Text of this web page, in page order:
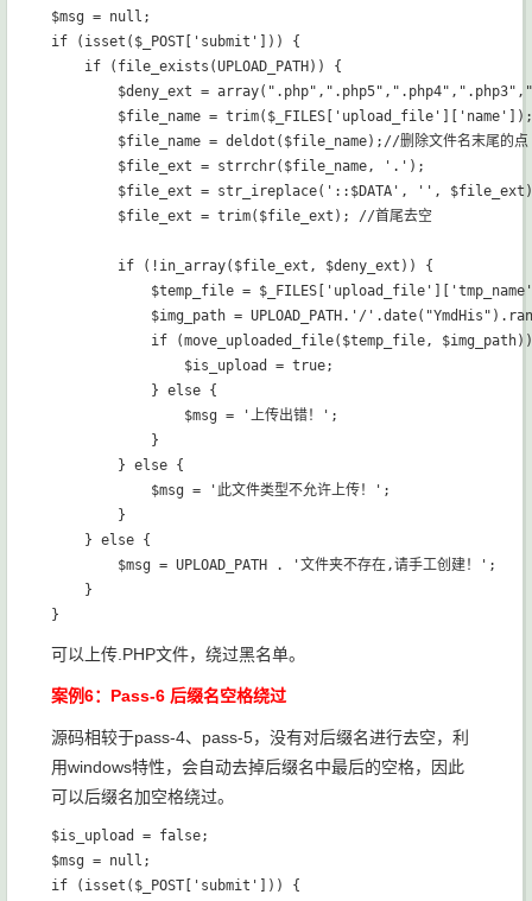
$msg = null;
if (isset($_POST['submit'])) {
    if (file_exists(UPLOAD_PATH)) {
$deny_ext =
        $file_name = trim($_FILES['upload_file']['name']);
        $file_name = deldot($file_name);//删除文件名末尾的点
        $file_ext = strrchr($file_name, '.');
$file_ext = str_ireplace('::$DATA', '',
        $file_ext = trim($file_ext); //首尾去空
        if (!in_array($file_ext, $deny_ext)) {
$temp_file =
$img_path = UPLOAD_PATH.'/
if (move_uploaded_file($temp_file,
                $is_upload = true;
            } else {
                $msg = '上传出错！';
            }
        } else {
            $msg = '此文件类型不允许上传！';
        }
    } else {
        $msg = UPLOAD_PATH . '文件夹不存在,请手工创建！';
    }
可以上传.PHP文件，绕过黑名单。
案例6：Pass-6 后缀名空格绕过
源码相较于pass-4、pass-5，没有对后缀名进行去空，利
用windows特性，会自动去掉后缀名中最后的空格，因此
可以后缀名加空格绕过。
$is_upload = false;
$msg = null;
if (isset($_POST['submit'])) {